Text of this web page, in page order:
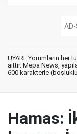
UYARI: Yorumların her
aittir. Mepa News,
600 karakterle (boşluklu)
Hamas: